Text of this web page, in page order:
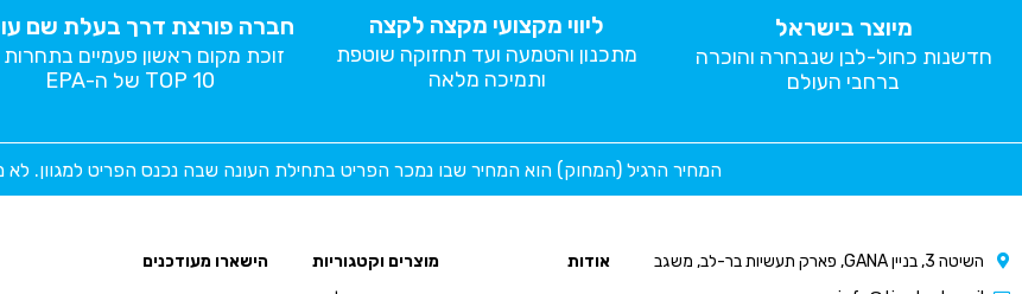
מיוצר בישראל
חדשנות כחול-לבן שנבחרה והוכרה
ברחבי העולם
ליווי מקצועי מקצה לקצה
מתכנון והטמעה ועד תחזוקה שוטפת
ותמיכה מלאה
חברה פורצת דרך בעלת שם
זוכת מקום ראשון פעמיים
TOP 10 של ה-EPA
המחיר הרגיל (המחוק) הוא המחיר שבו נמכר הפריט בתחילת העונה שבה נכנס הפריט למגוון.
השיטה 3, בניין GANA, פארק תעשיות בר-לב, משגב
אודות מוצרים וקטגוריות
הישארו מעודכנים